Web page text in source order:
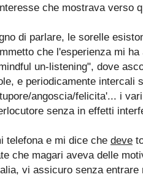
che mostrava verso
di parlare, le sorelle
che l'esperienza mi
un-listening", dove
e periodicamente intercali
angoscia/felicita'... i
senza in effetti
telefona e mi dice che deve
che magari aveva delle
vi assicuro senza